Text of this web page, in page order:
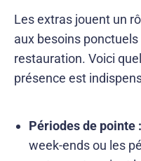
Les extras jouent un
aux besoins
restauration. Voici
présence est
Périodes de pointe :
week-ends ou les